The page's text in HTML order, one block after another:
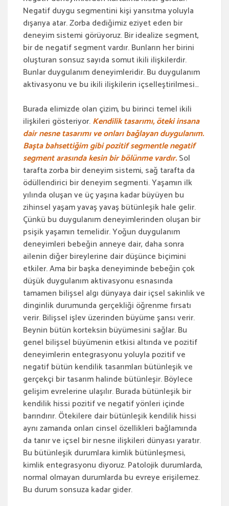
Negatif duygu segmentini kişi yansıtma yoluyla
dışarıya atar. Zorba dediğimiz eziyet eden bir
deneyim sistemi görüyoruz. Bir idealize segment,
bir de negatif segment vardır. Bunların her birini
oluşturan sonsuz sayıda somut ikili ilişkilerdir.
Bunlar duygulanım deneyimleridir. Bu duygulanım
aktivasyonu ve bu ikili ilişkilerin içselleştirilmesi…
Burada elimizde olan çizim, bu birinci temel ikili
ilişkileri gösteriyor.Kendilik tasarımı, öteki insana
dair nesne tasarımı ve onları bağlayan duygulanım.
Başta bahsettiğim gibi pozitif segmentle negatif
segment arasında kesin bir bölünme vardır.Sol
tarafta zorba bir deneyim sistemi, sağ tarafta da
ödüllendirici bir deneyim segmenti. Yaşamın ilk
yılında oluşan ve üç yaşına kadar büyüyen bu
zihinsel yaşam yavaş yavaş bütünleşik hale gelir.
Çünkü bu duygulanım deneyimlerinden oluşan bir
psişik yaşamın temelidir. Yoğun duygulanım
deneyimleri bebeğin anneye dair, daha sonra
ailenin diğer bireylerine dair düşünce biçimini
etkiler. Ama bir başka deneyiminde bebeğin çok
düşük duygulanım aktivasyonu esnasında
tamamen bilişsel algı dünyaya dair içsel sakinlik ve
dinginlik durumunda gerçekliği öğrenme fırsatı
verir. Bilişsel işlev üzerinden büyüme şansı verir.
Beynin bütün korteksin büyümesini sağlar. Bu
genel bilişsel büyümenin etkisi altında ve pozitif
deneyimlerin entegrasyonu yoluyla pozitif ve
negatif bütün kendilik tasarımları bütünleşik ve
gerçekçi bir tasarım halinde bütünleşir. Böylece
gelişim evrelerine ulaşılır. Burada bütünleşik bir
kendilik hissi pozitif ve negatif yönleri içinde
barındırır. Ötekilere dair bütünleşik kendilik hissi
aynı zamanda onları cinsel özellikleri bağlamında
da tanır ve içsel bir nesne ilişkileri dünyası yaratır.
Bu bütünleşik durumlara kimlik bütünleşmesi,
kimlik entegrasyonu diyoruz. Patolojik durumlarda,
normal olmayan durumlarda bu evreye erişilemez.
Bu durum sonsuza kadar gider.